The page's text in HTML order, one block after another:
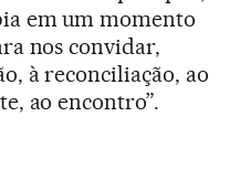
em um momento
nos convidar,
à reconciliação, ao
ao encontro”.